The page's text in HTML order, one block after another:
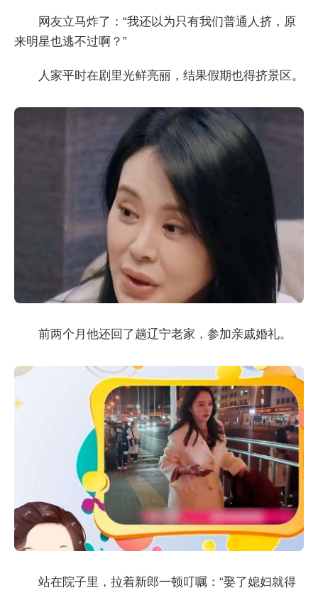
网友立马炸了：“我还以为只有我们普通人挤，原
来明星也逃不过啊？”
人家平时在剧里光鲜亮丽，结果假期也得挤景区。
前两个月他还回了趟辽宁老家，参加亲戚婚礼。
站在院子里，拉着新郎一顿叮嘱：“娶了媳妇就得